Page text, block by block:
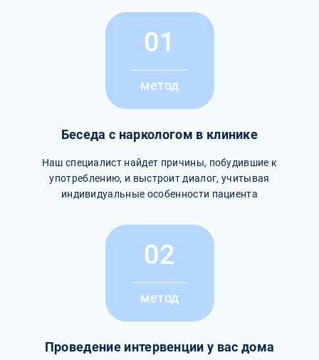
01
метод
Беседа с наркологом в клинике
Наш специалист найдет причины, побудившие к
употреблению, и выстроит диалог, учитывая
индивидуальные особенности пациента
02
метод
Проведение интервенции у вас дома